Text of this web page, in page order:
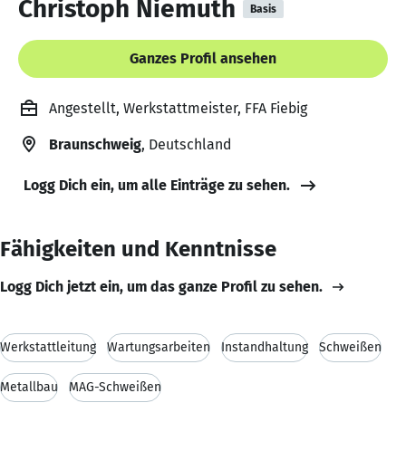
Christoph Niemuth Basis
Ganzes Profil ansehen
Angestellt, Werkstattmeister, FFA Fiebig
Braunschweig, Deutschland
Logg Dich ein, um alle Einträge zu sehen.
Fähigkeiten und Kenntnisse
Logg Dich jetzt ein, um das ganze Profil zu sehen.
Werkstattleitung Wartungsarbeiten Instandhaltung Schweißen
Metallbau MAG-Schweißen